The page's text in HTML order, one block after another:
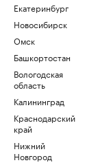
Екатеринбург
Новосибирск
Омск
Башкортостан
Вологодская
область
Калининград
Краснодарский
край
Нижний
Новгород